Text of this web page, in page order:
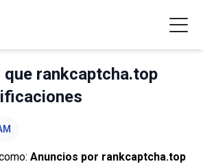
rankcaptcha.top
Anuncios por rankcaptcha.top